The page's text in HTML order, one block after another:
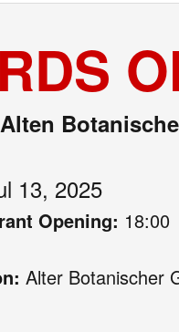
13, 2025
Opening: 18:00
Alter Botanischer